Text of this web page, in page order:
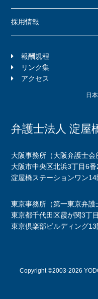
採用情報
報酬規程
リンク集
アクセス
日
弁護士法人 淀屋
大阪事務所（大阪弁護士会
大阪市中央区北浜3丁目6
淀屋橋ステーションワン14
東京事務所（第一東京弁護
東京都千代田区霞が関3丁
東京倶楽部ビルディング13
Copyright ©2003-2026